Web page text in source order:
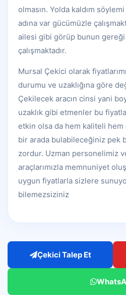
olmasın. Yolda kaldım
adına var gücümüzle
ailesi gibi görüp bunun
çalışmaktadır.
Mursal Çekici olarak
durumu ve uzaklığına göre
Çekilecek aracın cinsi yani
uzaklık gibi etmenler bu
etkin olsa da hem kaliteli hem
bir arada bulabileceğiniz pek
zordur. Uzman personelimiz
araçlarımızla memnuniyet
uygun fiyatlarla sizlere
bilemezsiziniz
Çekici Talep Et